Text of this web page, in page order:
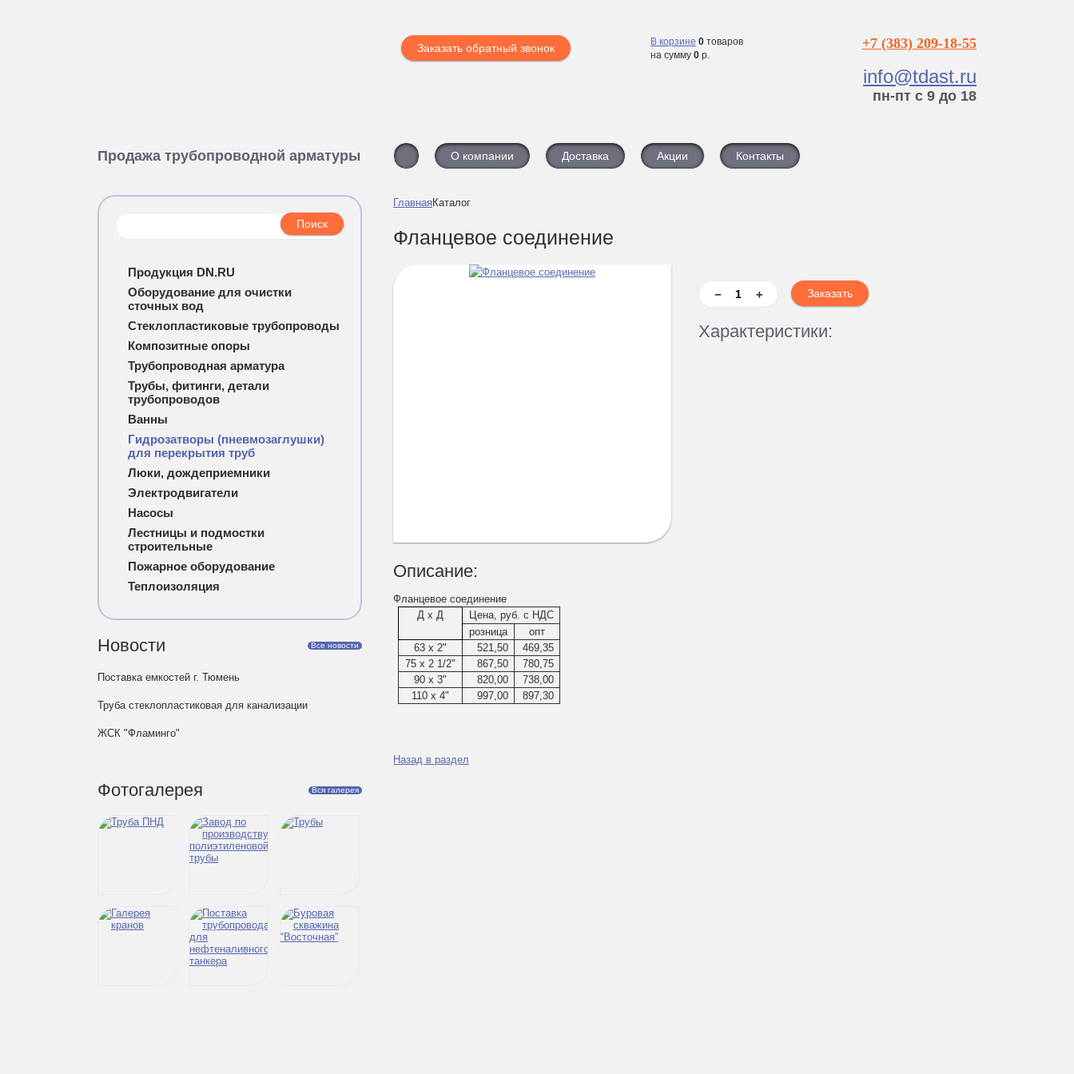
Заказать обратный звонок В корзине 0 товаров
на сумму 0 р.
+7 (383) 209-18-55
info@tdast.ru
пн-пт с 9 до 18
Продажа трубопроводной арматуры О компании Доставка Акции Контакты
Продукция DN.RU
Оборудование для очистки
сточных вод
Стеклопластиковые трубопроводы
Композитные опоры
Трубопроводная арматура
Трубы, фитинги, детали
трубопроводов
Ванны
Гидрозатворы (пневмозаглушки)
для перекрытия труб
Люки, дождеприемники
Электродвигатели
Насосы
Лестницы и подмостки
строительные
Пожарное оборудование
Теплоизоляция
Новости Все новости
Поставка емкостей г. Тюмень
Труба стеклопластиковая для канализации
ЖСК "Фламинго"
Фотогалерея Вся галерея
Главная Каталог
Фланцевое соединение
− +
Характеристики:
Описание:
Фланцевое соединение
Д x Д
Цена, руб. с НДС
розница
опт
63 х 2"
521,50
469,35
75 х 2 1/2"
867,50
780,75
90 х 3"
820,00
738,00
110 х 4"
997,00 897,30
Назад в раздел